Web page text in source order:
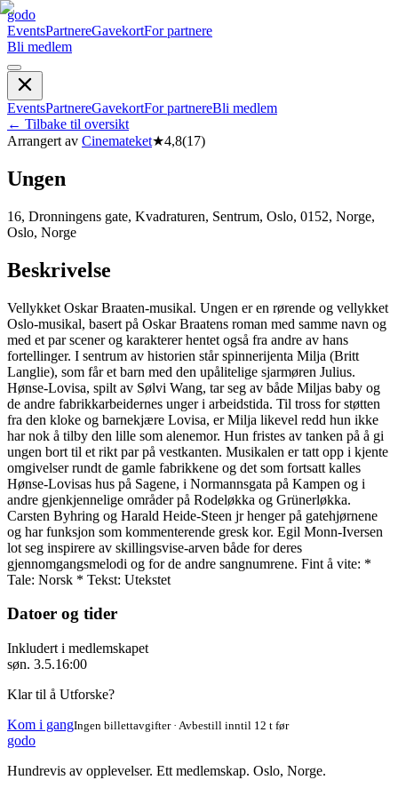
godo
EventsPartnereGavekortFor partnere
Bli medlem
EventsPartnereGavekortFor partnereBli medlem
← Tilbake til oversikt
Arrangert av Cinemateket★4,8(17)
Ungen
16, Dronningens gate, Kvadraturen, Sentrum, Oslo, 0152, Norge,
Oslo, Norge
Beskrivelse
Vellykket Oskar Braaten-musikal. Ungen er en rørende og vellykket
Oslo-musikal, basert på Oskar Braatens roman med samme navn og
med et par scener og karakterer hentet også fra andre av hans
fortellinger. I sentrum av historien står spinnerijenta Milja (Britt
Langlie), som får et barn med den upålitelige sjarmøren Julius.
Hønse-Lovisa, spilt av Sølvi Wang, tar seg av både Miljas baby og
de andre fabrikkarbeidernes unger i arbeidstida. Til tross for støtten
fra den kloke og barnekjære Lovisa, er Milja likevel redd hun ikke
har nok å tilby den lille som alenemor. Hun fristes av tanken på å gi
ungen bort til et rikt par på vestkanten. Musikalen er tatt opp i kjente
omgivelser rundt de gamle fabrikkene og det som fortsatt kalles
Hønse-Lovisas hus på Sagene, i Normannsgata på Kampen og i
andre gjenkjennelige områder på Rodeløkka og Grünerløkka.
Carsten Byhring og Harald Heide-Steen jr henger på gatehjørnene
og har funksjon som kommenterende gresk kor. Egil Monn-Iversen
lot seg inspirere av skillingsvise-arven både for deres
gjennomgangsmelodi og for de andre sangnumrene. Fint å vite: *
Tale: Norsk * Tekst: Utekstet
Datoer og tider
Inkludert i medlemskapet
søn. 3.5.16:00
Klar til å Utforske?
Kom i gangIngen billettavgifter · Avbestill inntil 12 t før
godo
Hundrevis av opplevelser. Ett medlemskap. Oslo, Norge.